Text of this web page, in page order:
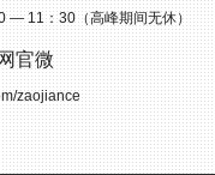
— 11：30（高峰期间无休）
官微
zaojiance